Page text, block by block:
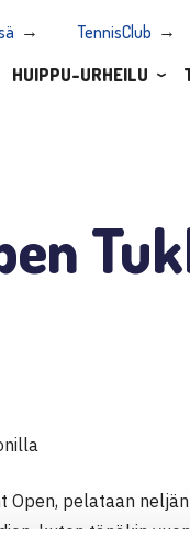
TennisClub
HUIPPU-URHEILU
Open, pelataan
kuten tänäkin